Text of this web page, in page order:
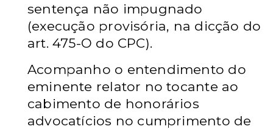
sentença não impugnado
(execução provisória, na dicção do
art. 475-O do CPC).
Acompanho o entendimento do
eminente relator no tocante ao
cabimento de honorários
advocatícios no cumprimento de